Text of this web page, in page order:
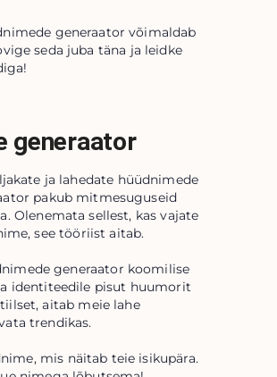
generaator võimaldab
seda juba täna ja leidke
generaator
ja lahedate hüüdnimede
pakub mitmesuguseid
Olenemata sellest, kas vajate
see tööriist aitab.
generaator koomilise
identiteedile pisut huumorit
aitab meie lahe
trendikas.
mis näitab teie isikupära.